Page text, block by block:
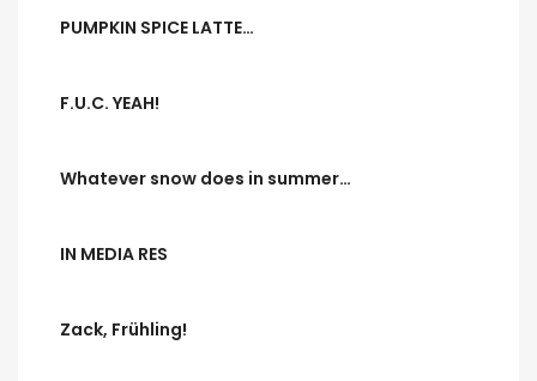
PUMPKIN SPICE LATTE…
F.U.C. YEAH!
Whatever snow does in summer…
IN MEDIA RES
Zack, Frühling!